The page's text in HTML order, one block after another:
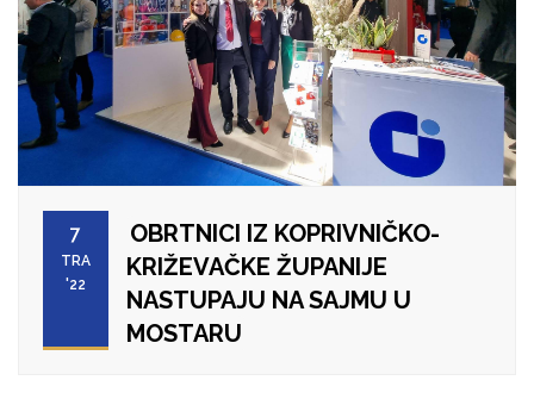
7
TRA
'22
OBRTNICI IZ KOPRIVNIČKO-
KRIŽEVAČKE ŽUPANIJE
NASTUPAJU NA SAJMU U
MOSTARU